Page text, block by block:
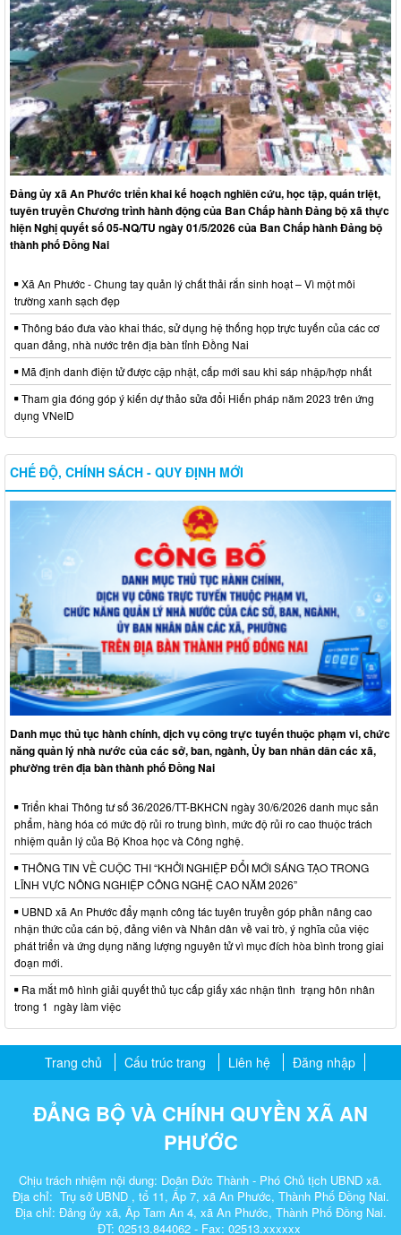
Đảng ủy xã An Phước triển khai kế hoạch nghiên cứu, học tập, quán triệt,
tuyên truyền Chương trình hành động của Ban Chấp hành Đảng bộ xã thực
hiện Nghị quyết số 05-NQ/TU ngày 01/5/2026 của Ban Chấp hành Đảng bộ
thành phố Đồng Nai
Xã An Phước - Chung tay quản lý chất thải rắn sinh hoạt – Vì một môi
trường xanh sạch đẹp
Thông báo đưa vào khai thác, sử dụng hệ thống họp trực tuyến của các cơ
quan đảng, nhà nước trên địa bàn tỉnh Đồng Nai
Mã định danh điện tử được cập nhật, cấp mới sau khi sáp nhập/hợp nhất
Tham gia đóng góp ý kiến dự thảo sửa đổi Hiến pháp năm 2023 trên ứng
dụng VNeID
CHẾ ĐỘ, CHÍNH SÁCH - QUY ĐỊNH MỚI
Danh mục thủ tục hành chính, dịch vụ công trực tuyến thuộc phạm vi, chức
năng quản lý nhà nước của các sở, ban, ngành, Ủy ban nhân dân các xã,
phường trên địa bàn thành phố Đồng Nai
Triển khai Thông tư số 36/2026/TT-BKHCN ngày 30/6/2026 danh mục sản
phẩm, hàng hóa có mức độ rủi ro trung bình, mức độ rủi ro cao thuộc trách
nhiệm quản lý của Bộ Khoa học và Công nghệ.
THÔNG TIN VỀ CUỘC THI “KHỞI NGHIỆP ĐỔI MỚI SÁNG TẠO TRONG
LĨNH VỰC NÔNG NGHIỆP CÔNG NGHỆ CAO NĂM 2026”
UBND xã An Phước đẩy mạnh công tác tuyên truyền góp phần nâng cao
nhận thức của cán bộ, đảng viên và Nhân dân về vai trò, ý nghĩa của việc
phát triển và ứng dụng năng lượng nguyên tử vì mục đích hòa bình trong giai
đoạn mới.
Ra mắt mô hình giải quyết thủ tục cấp giấy xác nhận tình trạng hôn nhân
trong 1 ngày làm việc
Trang chủ Cấu trúc trang Liên hệ Đăng nhập
ĐẢNG BỘ VÀ CHÍNH QUYỀN XÃ AN
PHƯỚC
Chịu trách nhiệm nội dung: Doãn Đức Thành - Phó Chủ tịch UBND xã.
Địa chỉ: Trụ sở UBND , tổ 11, Ấp 7, xã An Phước, Thành Phố Đồng Nai.
Địa chỉ: Đảng ủy xã, Âp Tam An 4, xã An Phước, Thành Phố Đồng Nai.
ĐT: 02513.844062 - Fax: 02513.xxxxxx